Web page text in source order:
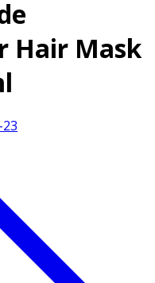
Hair Mask